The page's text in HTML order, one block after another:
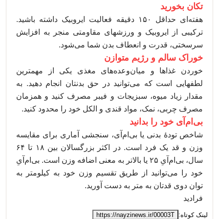
تکان بخورید
هفته‌ای حداقل ۱۵۰ دقیقه فعالیت ایروبیک داشته باشید.
ترکیبی از ایروبیک و ورزشهای مقاومتی منجر به افزایش
سرسختی، قدرت و انعطاف بدن شما می‌شود.
خوراک سالم و رژیم متوازن
خوردن غذاها و میان‌وعده‌های مغذی یکی از مهمترین
لطفهایی است که می‌توانید در حق بدنتان انجام دهید. به
مقدار زیاد میوه، سبزیجات و فیبر مصرف کنید و همزمان
مصرف چربی، نمک، مواد قندی و الکل خود را محدود کنید.
بی‌ام‌آی خود را بدانید
شاخص تودۀ بدنی یا بی‌ام‌آی، سنجشی آماری برای مقایسه
وزن و قد یک فرد است. در اکثر بزرگسالان بین ۱۸ تا ۶۴
سال، بی‌ام‌آیِ ۲۵ یا بالاتر به معنی اضافه وزن است. بی‌ام‌آیِ
خود را می‌توانید از طریق تقسیم وزن خود به کیلومتر به
توان دوی قدتان به متر به دست آورید.
فرادید
لینک کوتاه: https://nayzinews.ir/00003T